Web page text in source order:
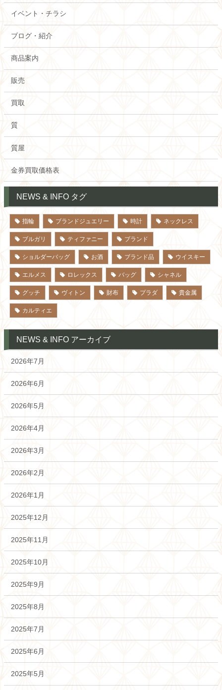
イベント・チラシ
ブログ・紹介
商品案内
販売
買取
質
質屋
金券買取価格表
NEWS & INFO タグ
指輪 ブランドジュエリー 時計 ネックレス
ブルガリ ティファニー ブランド
ショルダーバッグ お酒 ブランド品 ウイスキー
エルメス ロレックス バッグ シャネル
グッチ ヴィトン 財布 プラダ 貴金属
カルティエ
NEWS & INFO アーカイブ
2026年7月
2026年6月
2026年5月
2026年4月
2026年3月
2026年2月
2026年1月
2025年12月
2025年11月
2025年10月
2025年9月
2025年8月
2025年7月
2025年6月
2025年5月